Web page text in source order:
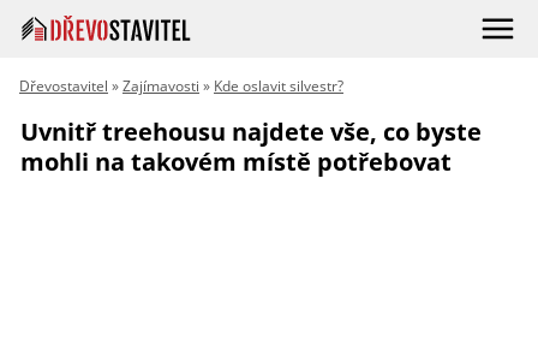
Dřevostavitel »Zajímavosti » Kde oslavit silvestr?
Uvnitř treehousu najdete vše, co byste
mohli na takovém místě potřebovat